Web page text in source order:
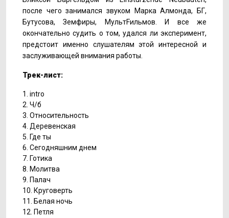
после чего занимался звуком Марка Алмонда, БГ,
Бутусова, Земфиры, МультFильмов. И все же
окончательно судить о том, удался ли эксперимент,
предстоит именно слушателям этой интересной и
заслуживающей внимания работы.
Трек-лист:
1. intro
2. Ч/б
3. Относительность
4. Деревенская
5. Где ты
6. Сегодняшним днем
7. Готика
8. Молитва
9. Палач
10. Круговерть
11. Белая ночь
12. Петля